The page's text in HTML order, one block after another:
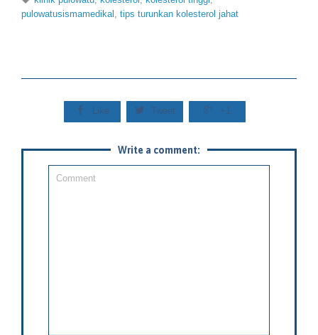
pulowatusismamedikal tips turunkan kolesterol jahat
 Like  Tweet  +1
Write a comment: